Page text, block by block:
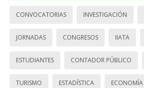
CONVOCATORIAS INVESTIGACIÓN
JORNADAS CONGRESOS IIATA
ESTUDIANTES CONTADOR PÚBLICO
TURISMO ESTADÍSTICA ECONOMÍA